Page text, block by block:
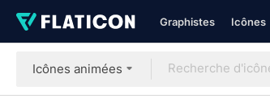
Graphistes Icônes
Icônes animées